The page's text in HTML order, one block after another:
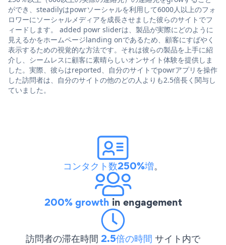
ができ、steadilyはpowrソーシャルを利用して6000人以上のフォ
ロワーにソーシャルメディアを成長させました彼らのサイトでフ
ィードします。 added powr sliderは、製品が実際にどのように
見えるかをホームページlanding onであるため、顧客にすばやく
表示するための視覚的な方法です。それは彼らの製品を上手に紹
介し、シームレスに顧客に素晴らしいオンサイト体験を提供しま
した。実際、彼らはreported、自分のサイトでpowrアプリを操作
した訪問者は、自分のサイトの他のどの人よりも2.5倍長く関与し
ていました。
コンタクト数250%増。
200% growth in engagement
訪問者の滞在時間 2.5倍の時間 サイト内で